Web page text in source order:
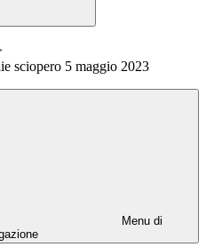
sciopero 5 maggio 2023
Menu di